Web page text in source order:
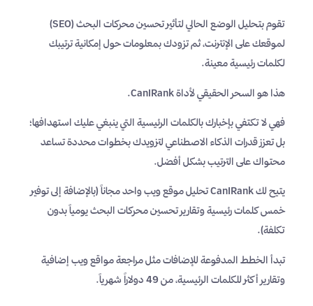
تقوم بتحليل الوضع الحالي لتأثير تحسين محركات البحث (SEO)
لموقعك على الإنترنت، ثم تزودك بمعلومات حول إمكانية ترتيبك
لكلمات رئيسية معينة.
هذا هو السحر الحقيقي لأداة CanIRank.
فهي لا تكتفي بإخبارك بالكلمات الرئيسية التي ينبغي عليك استهدافها؛
بل تعزز قدرات الذكاء الاصطناعي لتزويدك بخطوات محددة تساعد
محتواك على الترتيب بشكل أفضل.
يتيح لك CanIRank تحليل موقع ويب واحد مجاناً (بالإضافة إلى توفير
خمس كلمات رئيسية وتقارير تحسين محركات البحث يومياً بدون
تكلفة).
تبدأ الخطط المدفوعة للإضافات مثل مراجعة مواقع ويب إضافية
وتقارير أكثر للكلمات الرئيسية، من 49 دولاراً شهرياً.